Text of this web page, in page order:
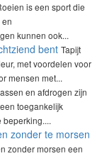
is een sport die
kunnen ook...
bent Tapijt
met voordelen voor
mensen met...
en afdrogen zijn
toegankelijk
beperking....
zonder te morsen
zonder morsen een